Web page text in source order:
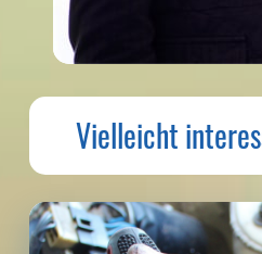
Vielleicht